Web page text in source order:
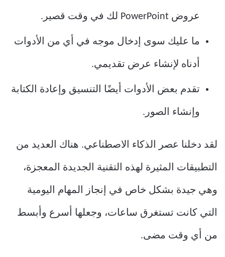
عروض PowerPoint لك في وقت قصير.
ما عليك سوى إدخال موجه في أي من الأدوات
أدناه لإنشاء عرض تقديمي.
تقدم بعض الأدوات أيضًا التنسيق وإعادة الكتابة
وإنشاء الصور.
لقد دخلنا عصر الذكاء الاصطناعي. هناك العديد من
التطبيقات المثيرة لهذه التقنية الجديدة المعجزة،
وهي جيدة بشكل خاص في إنجاز المهام اليومية
التي كانت تستغرق ساعات، وجعلها أسرع وأبسط
من أي وقت مضى.